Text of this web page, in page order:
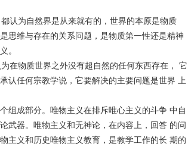
认为自然界是从来就有的，世界的本原是物质
思维与存在的关系问题，是物质第一性还是精神
。
在物质世界之外没有超自然的任何东西存在， 它
认任何宗教学说，它要解决的主要问题是世界 上
组成部分。唯物主义在排斥唯心主义的斗争 中自
武器。唯物主义和无神论，在内容上，回答 的问
主义和历史唯物主义教育，是教学工作的长 期的